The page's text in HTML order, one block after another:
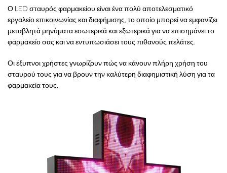
Ο LED σταυρός φαρμακείου είναι ένα πολύ αποτελεσματικό
εργαλείο επικοινωνίας και διαφήμισης, το οποίο μπορεί να εμφανίζει
μεταβλητά μηνύματα εσωτερικά και εξωτερικά για να επισημάνει το
φαρμακείο σας και να εντυπωσιάσει τους πιθανούς πελάτες.
Οι έξυπνοι χρήστες γνωρίζουν πώς να κάνουν πλήρη χρήση του
σταυρού τους για να βρουν την καλύτερη διαφημιστική λύση για τα
φαρμακεία τους.